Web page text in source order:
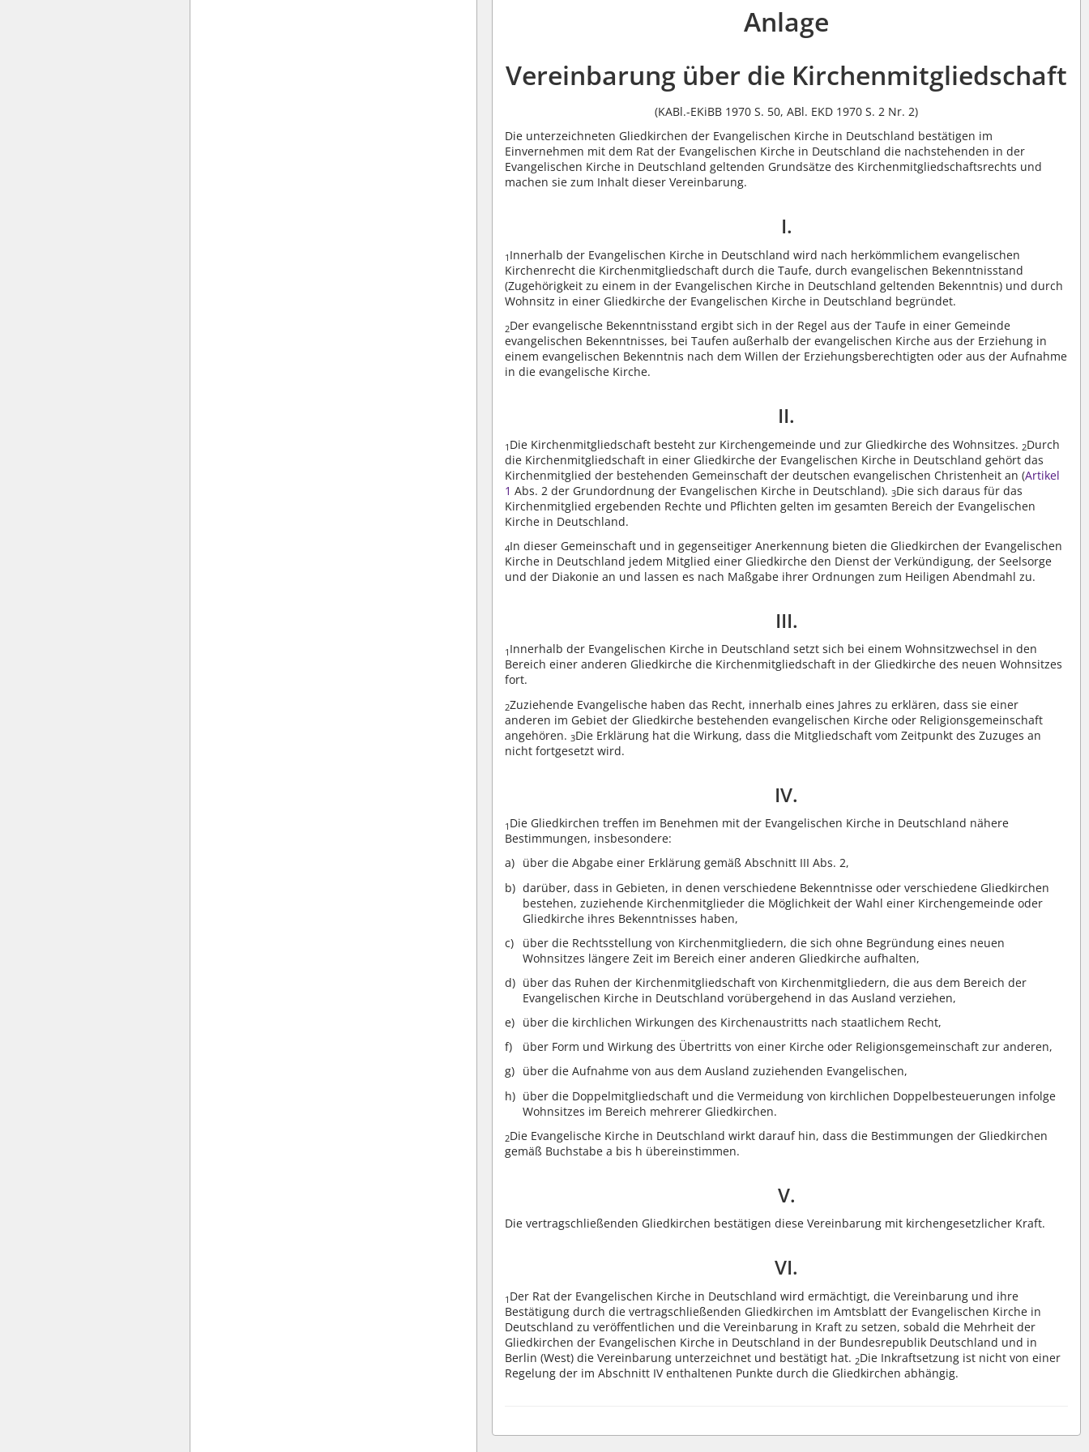
Anlage
Vereinbarung über die Kirchenmitgliedschaft
(KABl.-EKiBB 1970 S. 50, ABl. EKD 1970 S. 2 Nr. 2)
Die unterzeichneten Gliedkirchen der Evangelischen Kirche in Deutschland bestätigen im
Einvernehmen mit dem Rat der Evangelischen Kirche in Deutschland die nachstehenden in der
Evangelischen Kirche in Deutschland geltenden Grundsätze des Kirchenmitgliedschaftsrechts und
machen sie zum Inhalt dieser Vereinbarung.
I.
1 Innerhalb der Evangelischen Kirche in Deutschland wird nach herkömmlichem evangelischen
Kirchenrecht die Kirchenmitgliedschaft durch die Taufe, durch evangelischen Bekenntnisstand
(Zugehörigkeit zu einem in der Evangelischen Kirche in Deutschland geltenden Bekenntnis) und durch
Wohnsitz in einer Gliedkirche der Evangelischen Kirche in Deutschland begründet.
2Der evangelische Bekenntnisstand ergibt sich in der Regel aus der Taufe in einer Gemeinde
evangelischen Bekenntnisses, bei Taufen außerhalb der evangelischen Kirche aus der Erziehung in
einem evangelischen Bekenntnis nach dem Willen der Erziehungsberechtigten oder aus der Aufnahme
in die evangelische Kirche.
II.
1 Die Kirchenmitgliedschaft besteht zur Kirchengemeinde und zur Gliedkirche des Wohnsitzes. 2Durch
die Kirchenmitgliedschaft in einer Gliedkirche der Evangelischen Kirche in Deutschland gehört das
Kirchenmitglied der bestehenden Gemeinschaft der deutschen evangelischen Christenheit an (Artikel
1 Abs. 2 der Grundordnung der Evangelischen Kirche in Deutschland).3Die sich daraus für das
Kirchenmitglied ergebenden Rechte und Pflichten gelten im gesamten Bereich der Evangelischen
Kirche in Deutschland.
4In dieser Gemeinschaft und in gegenseitiger Anerkennung bieten die Gliedkirchen der Evangelischen
Kirche in Deutschland jedem Mitglied einer Gliedkirche den Dienst der Verkündigung, der Seelsorge
und der Diakonie an und lassen es nach Maßgabe ihrer Ordnungen zum Heiligen Abendmahl zu.
III.
1 Innerhalb der Evangelischen Kirche in Deutschland setzt sich bei einem Wohnsitzwechsel in den
Bereich einer anderen Gliedkirche die Kirchenmitgliedschaft in der Gliedkirche des neuen Wohnsitzes
fort.
2Zuziehende Evangelische haben das Recht, innerhalb eines Jahres zu erklären, dass sie einer
anderen im Gebiet der Gliedkirche bestehenden evangelischen Kirche oder Religionsgemeinschaft
angehören.3Die Erklärung hat die Wirkung, dass die Mitgliedschaft vom Zeitpunkt des Zuzuges an
nicht fortgesetzt wird.
IV.
1 Die Gliedkirchen treffen im Benehmen mit der Evangelischen Kirche in Deutschland nähere
Bestimmungen, insbesondere:
über die Abgabe einer Erklärung gemäß Abschnitt III Abs. 2,
darüber, dass in Gebieten, in denen verschiedene Bekenntnisse oder verschiedene Gliedkirchen
bestehen, zuziehende Kirchenmitglieder die Möglichkeit der Wahl einer Kirchengemeinde oder
Gliedkirche ihres Bekenntnisses haben,
über die Rechtsstellung von Kirchenmitgliedern, die sich ohne Begründung eines neuen
Wohnsitzes längere Zeit im Bereich einer anderen Gliedkirche aufhalten,
über das Ruhen der Kirchenmitgliedschaft von Kirchenmitgliedern, die aus dem Bereich der
Evangelischen Kirche in Deutschland vorübergehend in das Ausland verziehen,
über die kirchlichen Wirkungen des Kirchenaustritts nach staatlichem Recht,
über Form und Wirkung des Übertritts von einer Kirche oder Religionsgemeinschaft zur anderen,
über die Aufnahme von aus dem Ausland zuziehenden Evangelischen,
über die Doppelmitgliedschaft und die Vermeidung von kirchlichen Doppel­besteuerungen infolge
Wohnsitzes im Bereich mehrerer Gliedkirchen.
2Die Evangelische Kirche in Deutschland wirkt darauf hin, dass die Bestimmungen der Gliedkirchen
gemäß Buchstabe a bis h übereinstimmen.
V.
Die vertragschließenden Gliedkirchen bestätigen diese Vereinbarung mit kirchengesetzlicher Kraft.
VI.
1 Der Rat der Evangelischen Kirche in Deutschland wird ermächtigt, die Vereinbarung und ihre
Bestätigung durch die vertragschließenden Gliedkirchen im Amtsblatt der Evangelischen Kirche in
Deutschland zu veröffentlichen und die Vereinbarung in Kraft zu setzen, sobald die Mehrheit der
Gliedkirchen der Evangelischen Kirche in Deutschland in der Bundesrepublik Deutschland und in
Berlin (West) die Vereinbarung unterzeichnet und bestätigt hat. 2Die Inkraftsetzung ist nicht von einer
Regelung der im Abschnitt IV enthaltenen Punkte durch die Gliedkirchen abhängig.